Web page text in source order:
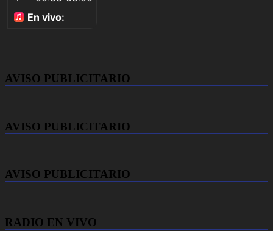
AVISO PUBLICITARIO
AVISO PUBLICITARIO
AVISO PUBLICITARIO
RADIO EN VIVO